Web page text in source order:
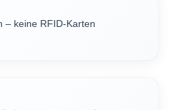
– keine RFID-Karten